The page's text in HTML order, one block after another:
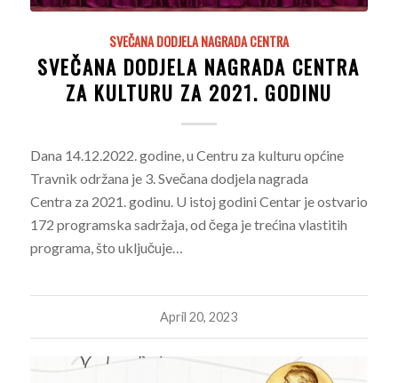
SVEČANA DODJELA NAGRADA CENTRA
SVEČANA DODJELA NAGRADA CENTRA
ZA KULTURU ZA 2021. GODINU
Dana 14.12.2022. godine, u Centru za kulturu općine
Travnik održana je 3. Svečana dodjela nagrada
Centra za 2021. godinu. U istoj godini Centar je ostvario
172 programska sadržaja, od čega je trećina vlastitih
programa, što uključuje…
April 20, 2023